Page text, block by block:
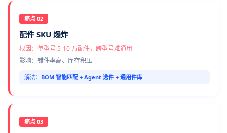
痛点 02
配件 SKU 爆炸
根因：单型号 5-10 万配件，跨型号难通用
影响：错件率高、库存积压
解法： BOM 智能匹配 + Agent 选件 + 通用件库
痛点 03